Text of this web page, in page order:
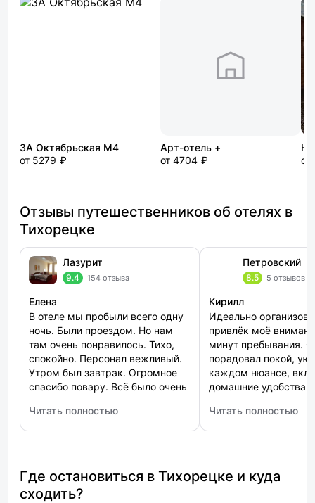
3А Октябрьская М4
от 5279 ₽
Арт-отель +
от 4704 ₽
от
Отзывы путешественников об отелях в
Тихорецке
Лазурит
9.4 154 отзыва
Елена
В отеле мы пробыли всего одну
ночь. Были проездом. Но нам
там очень понравилось. Тихо,
спокойно. Персонал вежливый.
Утром был завтрак. Огромное
спасибо повару. Всё было очень
Читать полностью
: Лазурит
Петровский
8.5 5 отзывов
Кирилл
Идеально
привлёк моё
минут пребывания.
порадовал покой,
каждом нюансе,
домашние удобства.
цены и простая
бронирования. За
маленькие радости
максимум баллов.
Читать полностью
: Петровский
Где остановиться в Тихорецке и куда
сходить?